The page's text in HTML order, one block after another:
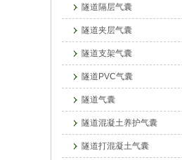
隧道隔层气囊
隧道夹层气囊
隧道支架气囊
隧道PVC气囊
隧道气囊
隧道混凝土养护气囊
隧道打混凝土气囊